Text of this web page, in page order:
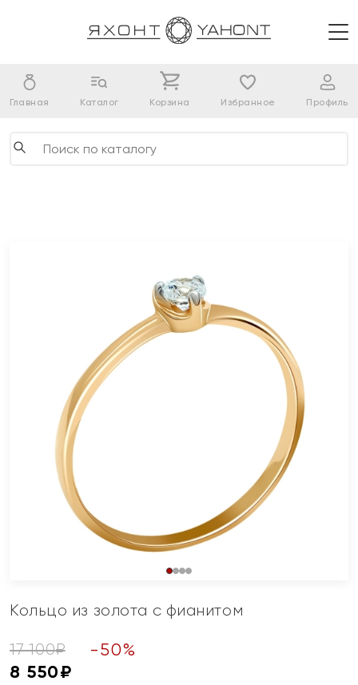
Главная Каталог Корзина Избранное Профиль
Кольцо из золота с фианитом
17 100₽ -50%
8 550₽